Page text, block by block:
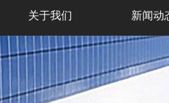
关于我们 新闻动